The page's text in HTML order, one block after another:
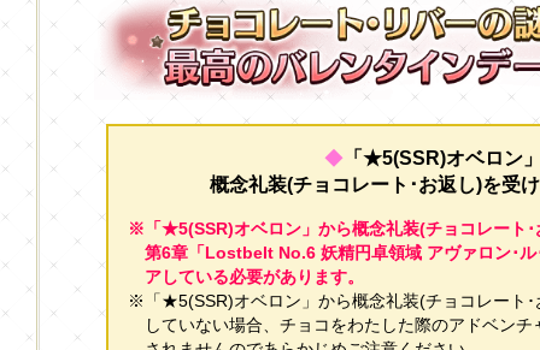
◆「★5(SSR)オベロン
概念礼装(チョコレート･お返し)を受
※「★5(SSR)オベロン」から概念礼装(チョコレート･
第6章「Lostbelt No.6 妖精円卓領域 アヴァロン･
アしている必要があります。
※「★5(SSR)オベロン」から概念礼装(チョコレート･
していない場合、チョコをわたした際のアドベン